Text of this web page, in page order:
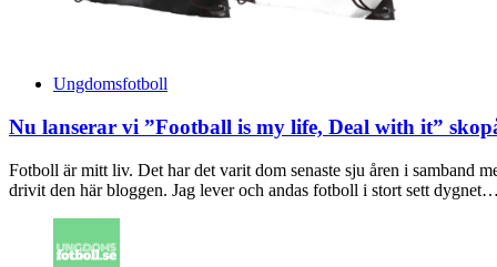
Ungdomsfotboll
Nu lanserar vi ”Football is my life, Deal with it”
Fotboll är mitt liv. Det har det varit dom senaste sju åren i samband
drivit den här bloggen. Jag lever och andas fotboll i stort sett